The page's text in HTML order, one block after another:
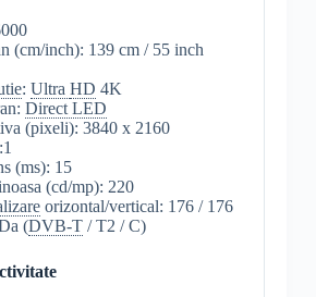
(cm/inch): 139 cm / 55 inch
: Ultra HD 4K
Direct LED
(pixeli): 3840 x 2160
(ms): 15
(cd/mp): 220
orizontal/vertical: 176 / 176
(DVB-T/ T2 / C)